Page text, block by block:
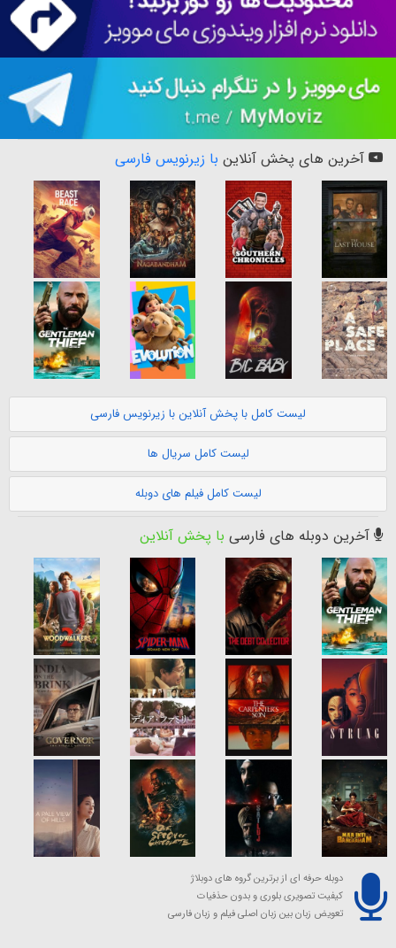
آخرین های پخش آنلاین با زیرنویس فارسی
لیست کامل با پخش آنلاین با زیرنویس فارسی
لیست کامل سریال ها
لیست کامل فیلم های دوبله
آخرین دوبله های فارسی با پخش آنلاین
دوبله حرفه ای از برترین گروه های دوبلاژ
کیفیت تصویری بلوری و بدون حذفیات
تعویض زبان بین زبان اصلی فیلم و زبان فارسی